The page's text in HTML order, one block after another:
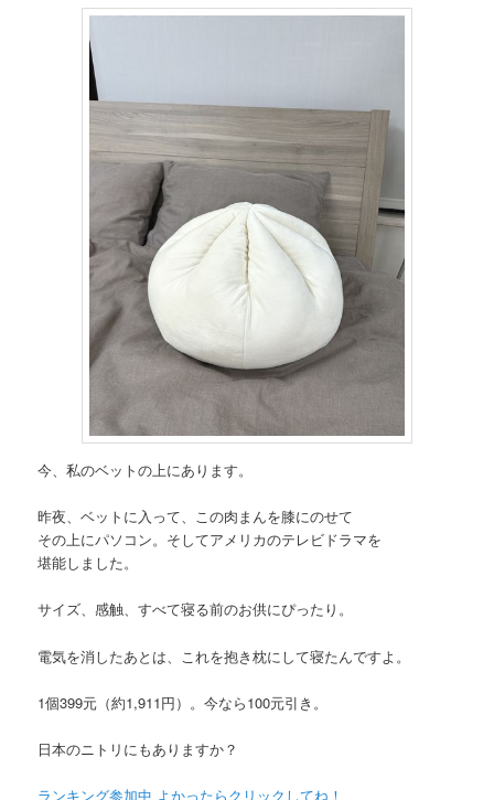
今、私のベットの上にあります。
昨夜、ベットに入って、この肉まんを膝にのせて
その上にパソコン。そしてアメリカのテレビドラマを
堪能しました。
サイズ、感触、すべて寝る前のお供にぴったり。
電気を消したあとは、これを抱き枕にして寝たんですよ。
1個399元（約1,911円）。今なら100元引き。
日本のニトリにもありますか？
ランキング参加中 よかったらクリックしてね！